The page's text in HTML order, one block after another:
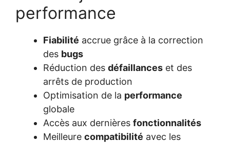
performance
Fiabilité accrue grâce à la correction
des bugs
Réduction des défaillances et des
arrêts de production
Optimisation de la performance
globale
Accès aux dernières fonctionnalités
Meilleure compatibilité avec les